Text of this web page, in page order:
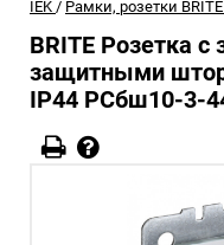
IEK / Рамки, розетки BRITE
BRITE Розетка
защитными
IP44 РСбш10-3-